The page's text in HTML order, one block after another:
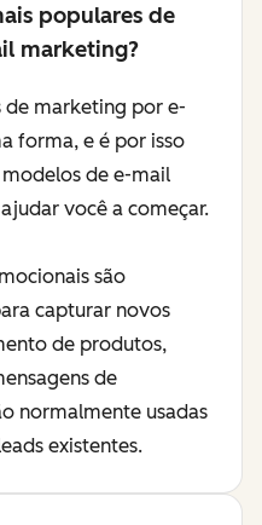
populares de
marketing?
de marketing por e-
forma, e é por isso
de e-mail
você a começar.
são
capturar novos
de produtos,
de
normalmente usadas
existentes.